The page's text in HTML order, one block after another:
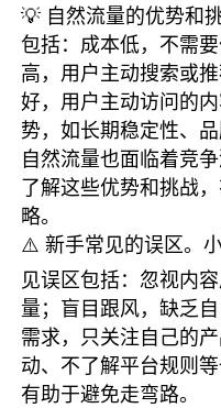
💡 自然流量的优势和
包括：成本低，不需
高，用户主动搜索或
好，用户主动访问的
势，如长期稳定性、
自然流量也面临着竞
了解这些优势和挑战
略。
⚠️ 新手常见的误区。
见误区包括：忽视内
量；盲目跟风，缺乏
需求，只关注自己的
动、不了解平台规则
有助于避免走弯路。